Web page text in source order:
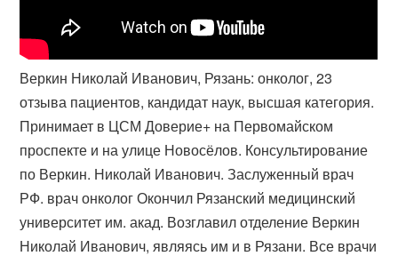
Веркин Николай Иванович, Рязань: онколог, 23
отзыва пациентов, кандидат наук, высшая категория.
Принимает в ЦСМ Доверие+ на Первомайском
проспекте и на улице Новосёлов. Консультирование
по Веркин. Николай Иванович. Заслуженный врач
РФ. врач онколог Окончил Рязанский медицинский
университет им. акад. Возглавил отделение Веркин
Николай Иванович, являясь им и в Рязани. Все врачи